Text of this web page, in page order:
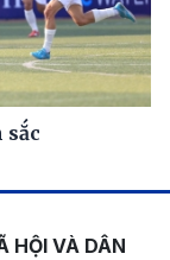
sắc
HỘI VÀ DÂN